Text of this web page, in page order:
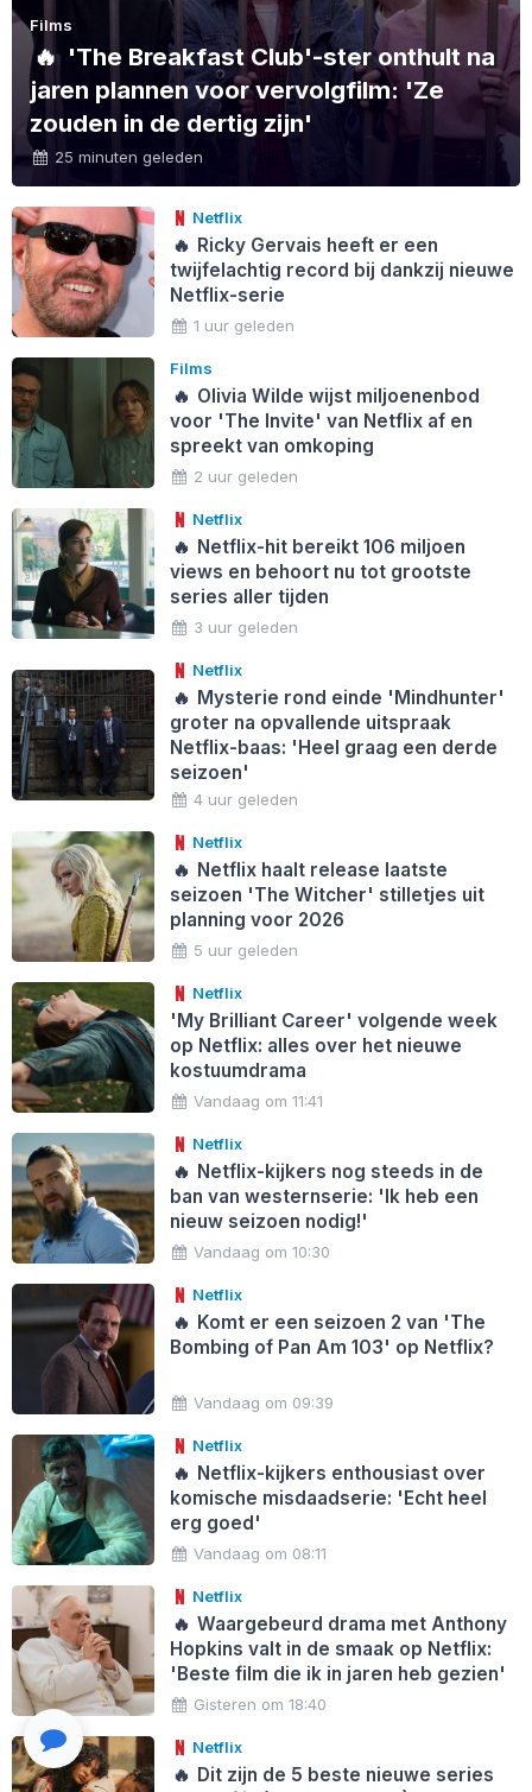
Films
🔥 'The Breakfast Club'-ster onthult na
jaren plannen voor vervolgfilm: 'Ze
zouden in de dertig zijn'
25 minuten geleden
Netflix
🔥 Ricky Gervais heeft er een
twijfelachtig record bij dankzij nieuwe
Netflix-serie
1 uur geleden
Films
🔥 Olivia Wilde wijst miljoenenbod
voor 'The Invite' van Netflix af en
spreekt van omkoping
2 uur geleden
Netflix
🔥 Netflix-hit bereikt 106 miljoen
views en behoort nu tot grootste
series aller tijden
3 uur geleden
Netflix
🔥 Mysterie rond einde 'Mindhunter'
groter na opvallende uitspraak
Netflix-baas: 'Heel graag een derde
seizoen'
4 uur geleden
Netflix
🔥 Netflix haalt release laatste
seizoen 'The Witcher' stilletjes uit
planning voor 2026
5 uur geleden
Netflix
'My Brilliant Career' volgende week
op Netflix: alles over het nieuwe
kostuumdrama
Vandaag om 11:41
Netflix
🔥 Netflix-kijkers nog steeds in de
ban van westernserie: 'Ik heb een
nieuw seizoen nodig!'
Vandaag om 10:30
Netflix
🔥 Komt er een seizoen 2 van 'The
Bombing of Pan Am 103' op Netflix?
Vandaag om 09:39
Netflix
🔥 Netflix-kijkers enthousiast over
komische misdaadserie: 'Echt heel
erg goed'
Vandaag om 08:11
Netflix
🔥 Waargebeurd drama met Anthony
Hopkins valt in de smaak op Netflix:
'Beste film die ik in jaren heb gezien'
Gisteren om 18:40
Netflix
🔥 Dit zijn de 5 beste nieuwe series